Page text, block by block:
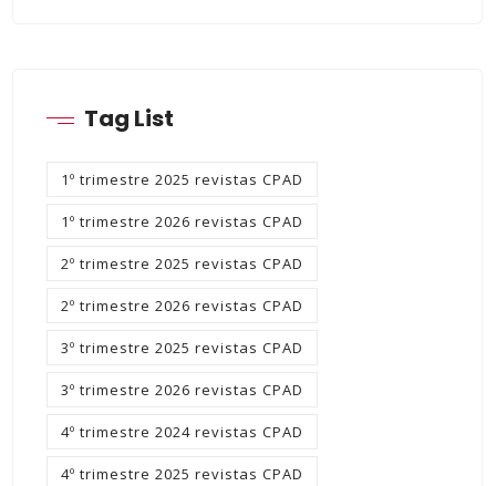
Tag List
1º trimestre 2025 revistas CPAD
1º trimestre 2026 revistas CPAD
2º trimestre 2025 revistas CPAD
2º trimestre 2026 revistas CPAD
3º trimestre 2025 revistas CPAD
3º trimestre 2026 revistas CPAD
4º trimestre 2024 revistas CPAD
4º trimestre 2025 revistas CPAD